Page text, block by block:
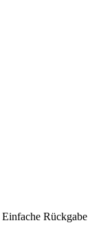
Einfache Rückgabe